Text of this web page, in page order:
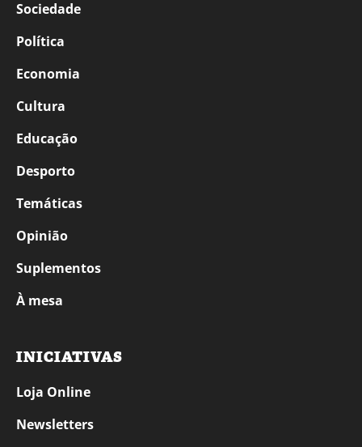
Sociedade
Política
Economia
Cultura
Educação
Desporto
Temáticas
Opinião
Suplementos
À mesa
INICIATIVAS
Loja Online
Newsletters